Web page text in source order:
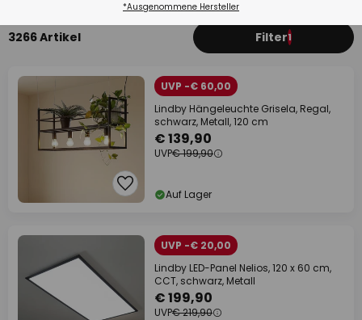
3266 Artikel Filter1
UVP -€ 60,00
Lindby Hängeleuchte Grisela, Regal,
schwarz, Metall, 120 cm
€ 139,90
UVP€ 199,90
Auf Lager
UVP -€ 20,00
Lindby LED-Panel Nelios, 120 x 60 cm,
CCT, schwarz, Metall
€ 199,90
UVP€ 219,90
*Ausgenommene Hersteller